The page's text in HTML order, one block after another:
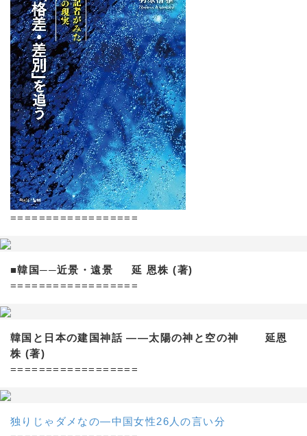
==================
■韓国──近景・遠景 延 恩株 (著)
==================
韓国と日本の建国神話 ——太陽の神と空の神 延恩
株 (著)
==================
独りじゃダメなの―中国女性26人の言い分